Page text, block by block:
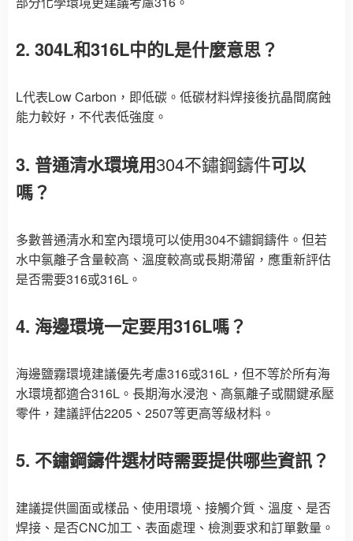
2. 304L和316L中的L是什麼意思？
L代表Low Carbon，即低碳。低碳材料焊接後抗晶間腐蝕
能力較好，不代表低強度。
3. 普通清水環境用304不鏽鋼鑄件可以
嗎？
多數普通清水和室內環境可以使用304不鏽鋼鑄件。但若
水中氯離子含量較高、溫度較高或長期滯留，應重新評估
是否需要316或316L。
4. 海邊環境一定要用316L嗎？
海邊鹽霧環境建議優先考慮316或316L，但不等於所有海
水環境都適合316L。長期海水浸泡、高氯離子或關鍵承壓
零件，建議評估2205、2507等更高等級材料。
5. 不鏽鋼鑄件選材時需要提供哪些資訊？
建議提供圖面或樣品、使用環境、接觸介質、溫度、是否
焊接、是否CNC加工、表面處理、檢測要求和訂單數量。